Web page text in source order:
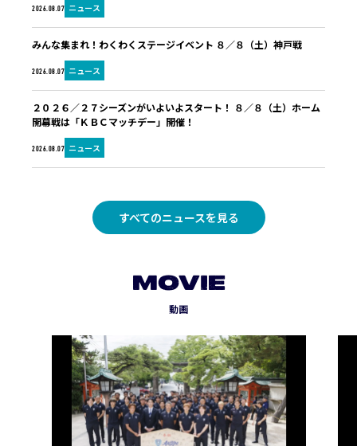
2026.08.07 ニュース
2026.08.07 ニュース
みんな集まれ！わくわくステージイベント ８／８（土）神戸戦
2026.08.07 ニュース
２０２６／２７シーズンがいよいよスタート！ ８／８（土）ホーム
開幕戦は「ＫＢＣマッチデー」開催！
すべてのニュースを見る
MOVIE
動画